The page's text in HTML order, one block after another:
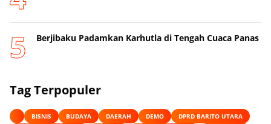
Berjibaku Padamkan Karhutla di Tengah Cuaca Panas
Tag Terpopuler
BISNIS BUDAYA DAERAH DEMO
DPRD BARITO UTARA